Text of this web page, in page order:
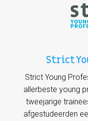
Strict
Strict Young
allerbeste young
tweejarige
afgestudeerden